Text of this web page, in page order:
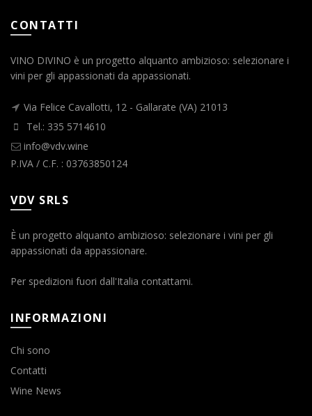
CONTATTI
VINO DIVINO è un progetto alquanto ambizioso: selezionare i
vini per gli appassionati da appassionati.
Via Felice Cavallotti, 12 - Gallarate (VA) 21013
Tel.: 335 5714610
info@vdv.wine
P.IVA / C.F. : 03763850124
VDV SRLS
È un progetto alquanto ambizioso: selezionare i vini per gli
appassionati da appassionare.
Per spedizioni fuori dall'Italia contattami.
INFORMAZIONI
Chi sono
Contatti
Wine News